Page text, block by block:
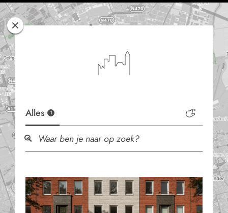
Rotterdam
Alles 1